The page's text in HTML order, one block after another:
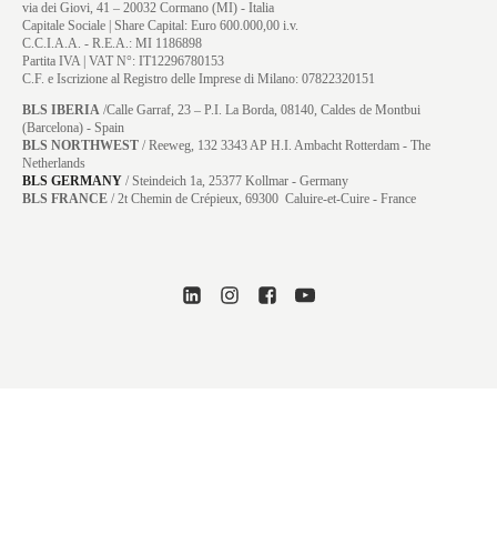
via dei Giovi, 41 – 20032 Cormano (MI) - Italia
Capitale Sociale | Share Capital: Euro 600.000,00 i.v.
C.C.I.A.A. - R.E.A.: MI 1186898
Partita IVA | VAT N°: IT12296780153
C.F. e Iscrizione al Registro delle Imprese di Milano: 07822320151
BLS IBERIA /Calle Garraf, 23 – P.I. La Borda, 08140, Caldes de Montbui
(Barcelona) - Spain
BLS NORTHWEST / Reeweg, 132 3343 AP H.I. Ambacht Rotterdam - The
Netherlands
BLS GERMANY /Steindeich 1a, 25377 Kollmar - Germany
BLS FRANCE / 2t Chemin de Crépieux, 69300 Caluire-et-Cuire - France